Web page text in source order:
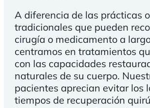
A diferencia de las prácticas
tradicionales que pueden
cirugía o medicamento a
centramos en tratamientos
con las capacidades
naturales de su cuerpo.
pacientes aprecian evitar los
tiempos de recuperación